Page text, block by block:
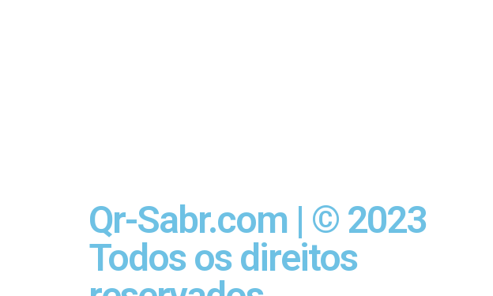
Qr-Sabr.com | © 2023
Todos os direitos